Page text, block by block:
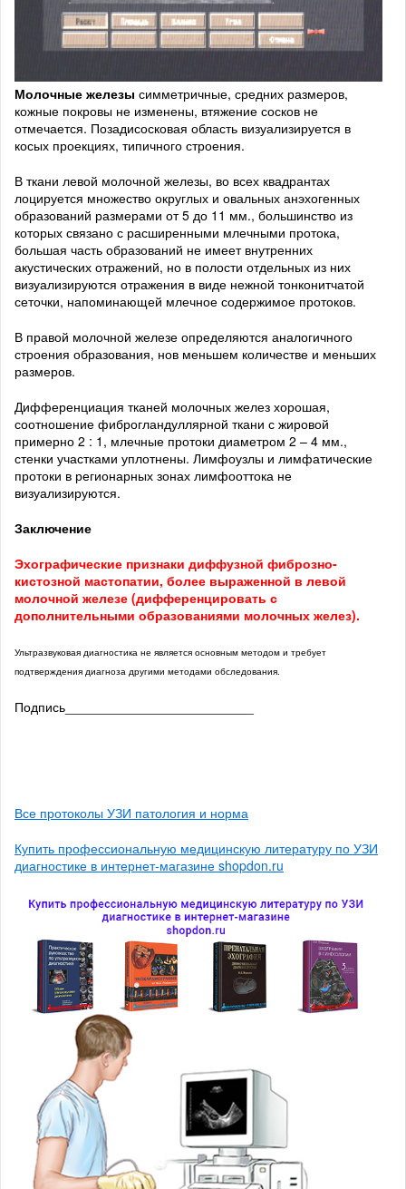
Молочные железы симметричные, средних размеров,
кожные покровы не изменены, втяжение сосков не
отмечается. Позадисосковая область визуализируется в
косых проекциях, типичного строения.
В ткани левой молочной железы, во всех квадрантах
лоцируется множество округлых и овальных анэхогенных
образований размерами от 5 до 11 мм., большинство из
которых связано с расширенными млечными протока,
большая часть образований не имеет внутренних
акустических отражений, но в полости отдельных из них
визуализируются отражения в виде нежной тонконитчатой
сеточки, напоминающей млечное содержимое протоков.
В правой молочной железе определяются аналогичного
строения образования, нов меньшем количестве и меньших
размеров.
Дифференциация тканей молочных желез хорошая,
соотношение фиброгландуллярной ткани с жировой
примерно 2 : 1, млечные протоки диаметром 2 – 4 мм.,
стенки участками уплотнены. Лимфоузлы и лимфатические
протоки в регионарных зонах лимфооттока не
визуализируются.
Заключение
Эхографические признаки диффузной фиброзно-
кистозной мастопатии, более выраженной в левой
молочной железе (дифференцировать с
дополнительными образованиями молочных желез).
Ультразвуковая диагностика не является основным методом и требует
подтверждения диагноза другими методами обследования.
Подпись__________________________
Все протоколы УЗИ патология и норма
Купить профессиональную медицинскую литературу по УЗИ
диагностике в интернет-магазине shopdon.ru